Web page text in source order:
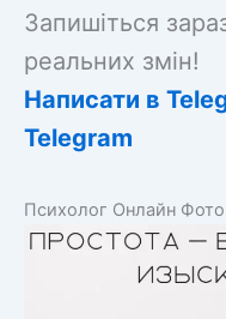
Запишіться
реальних змін!
Написати в
Telegram
Психолог Онлайн